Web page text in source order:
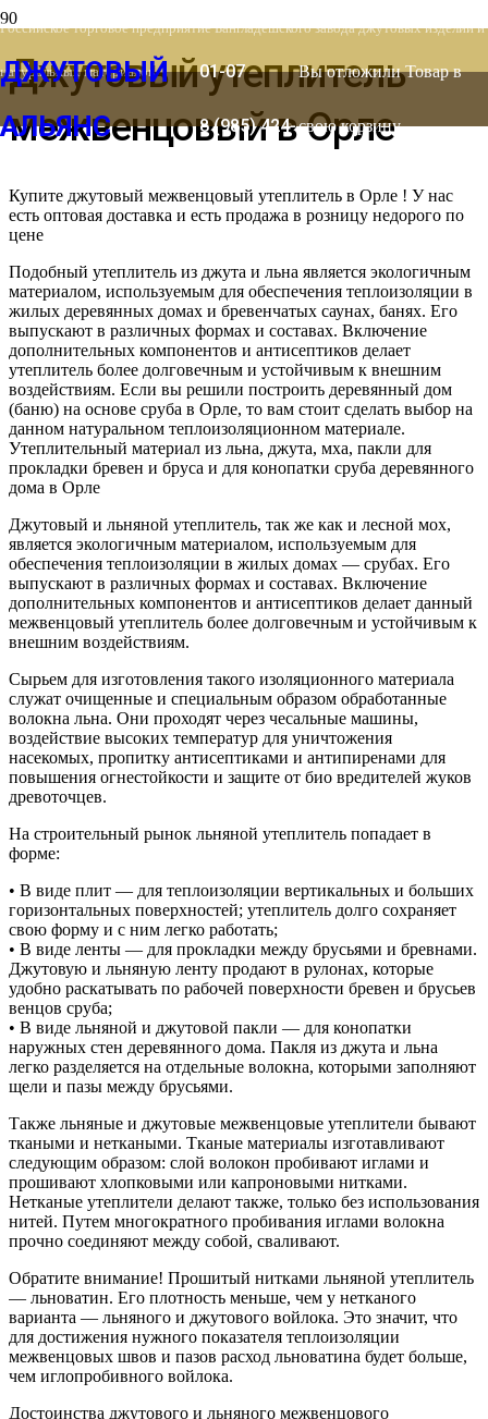
Российское торговое предприятие Бангладешского завода джутовых изделий и
натуральных материалов
ДЖУТОВЫЙ
АЛЬЯНС
01-07
8 (985) 424-
Вы отложилиТоварв
свою корзину.
Джутовый утеплитель
межвенцовый в Орле
Купите джутовый межвенцовый утеплитель в Орле ! У нас
есть оптовая доставка и есть продажа в розницу недорого по
цене
Подобный утеплитель из джута и льна является экологичным
материалом, используемым для обеспечения теплоизоляции в
жилых деревянных домах и бревенчатых саунах, банях. Его
выпускают в различных формах и составах. Включение
дополнительных компонентов и антисептиков делает
утеплитель более долговечным и устойчивым к внешним
воздействиям. Если вы решили построить деревянный дом
(баню) на основе сруба в Орле, то вам стоит сделать выбор на
данном натуральном теплоизоляционном материале.
Утеплительный материал из льна, джута, мха, пакли для
прокладки бревен и бруса и для конопатки сруба деревянного
дома в Орле
Джутовый и льняной утеплитель, так же как и лесной мох,
является экологичным материалом, используемым для
обеспечения теплоизоляции в жилых домах — срубах. Его
выпускают в различных формах и составах. Включение
дополнительных компонентов и антисептиков делает данный
межвенцовый утеплитель более долговечным и устойчивым к
внешним воздействиям.
Сырьем для изготовления такого изоляционного материала
служат очищенные и специальным образом обработанные
волокна льна. Они проходят через чесальные машины,
воздействие высоких температур для уничтожения
насекомых, пропитку антисептиками и антипиренами для
повышения огнестойкости и защите от био вредителей жуков
древоточцев.
На строительный рынок льняной утеплитель попадает в
форме:
• В виде плит — для теплоизоляции вертикальных и больших
горизонтальных поверхностей; утеплитель долго сохраняет
свою форму и с ним легко работать;
• В виде ленты — для прокладки между брусьями и бревнами.
Джутовую и льняную ленту продают в рулонах, которые
удобно раскатывать по рабочей поверхности бревен и брусьев
венцов сруба;
• В виде льняной и джутовой пакли — для конопатки
наружных стен деревянного дома. Пакля из джута и льна
легко разделяется на отдельные волокна, которыми заполняют
щели и пазы между брусьями.
Также льняные и джутовые межвенцовые утеплители бывают
ткаными и неткаными. Тканые материалы изготавливают
следующим образом: слой волокон пробивают иглами и
прошивают хлопковыми или капроновыми нитками.
Нетканые утеплители делают также, только без использования
нитей. Путем многократного пробивания иглами волокна
прочно соединяют между собой, сваливают.
Обратите внимание! Прошитый нитками льняной утеплитель
— льноватин. Его плотность меньше, чем у нетканого
варианта — льняного и джутового войлока. Это значит, что
для достижения нужного показателя теплоизоляции
межвенцовых швов и пазов расход льноватина будет больше,
чем иглопробивного войлока.
Достоинства джутового и льняного межвенцового